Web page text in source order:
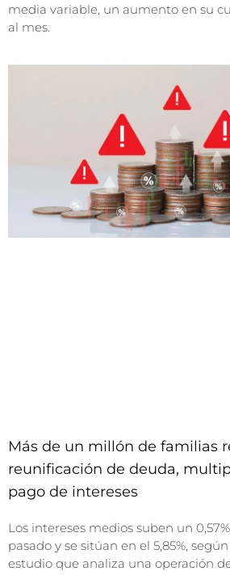
media variable, un aumento en su
al mes.
Más de un millón de familias
reunificación de deuda,
pago de intereses
Los intereses medios suben un
pasado y se sitúan en el 5,85%,
estudio que analiza una operación